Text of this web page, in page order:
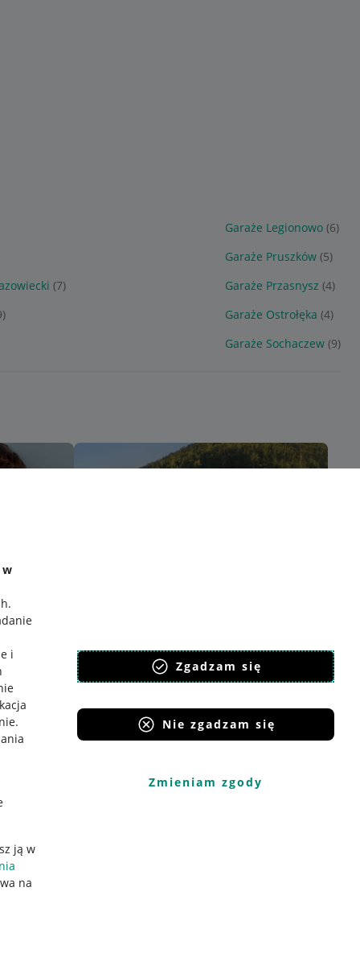
w
.
i
.
ją w
na
Zgadzam się
Nie zgadzam się
Zmieniam zgody
Garaże Legionowo (6)
Garaże Pruszków (5)
(7) Garaże Przasnysz (4)
Garaże Ostrołęka (4)
Garaże Sochaczew (9)